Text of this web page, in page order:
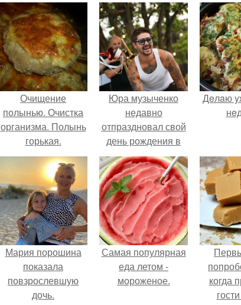
Очищение
полынью. Очистка
организма. Полынь
горькая.
Юра музыченко
недавно
отпраздновал свой
день рождения в
кругу самых
близких и родных
людей.
Дeлaю
Мария порошина
показала
повзрослевшую
дочь.
Самая популярная
еда летом -
мороженое.
когда